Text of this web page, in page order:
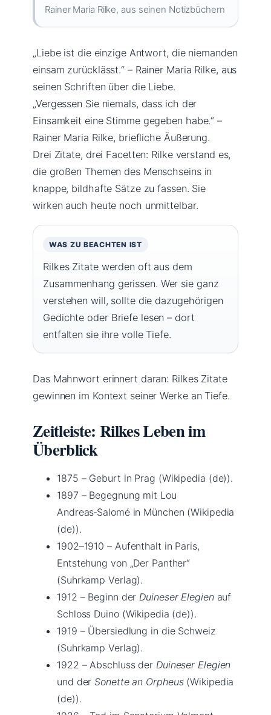
Rainer Maria Rilke, aus seinen Notizbüchern
„Liebe ist die einzige Antwort, die niemanden
einsam zurücklässt.“ – Rainer Maria Rilke, aus
seinen Schriften über die Liebe.
„Vergessen Sie niemals, dass ich der
Einsamkeit eine Stimme gegeben habe.“ –
Rainer Maria Rilke, briefliche Äußerung.
Drei Zitate, drei Facetten: Rilke verstand es,
die großen Themen des Menschseins in
knappe, bildhafte Sätze zu fassen. Sie
wirken auch heute noch unmittelbar.
WAS ZU BEACHTEN IST
Rilkes Zitate werden oft aus dem
Zusammenhang gerissen. Wer sie ganz
verstehen will, sollte die dazugehörigen
Gedichte oder Briefe lesen – dort
entfalten sie ihre volle Tiefe.
Das Mahnwort erinnert daran: Rilkes Zitate
gewinnen im Kontext seiner Werke an Tiefe.
Zeitleiste: Rilkes Leben im
Überblick
1875 – Geburt in Prag (Wikipedia (de)).
1897 – Begegnung mit Lou
Andreas‑Salomé in München (Wikipedia
(de)).
1902–1910 – Aufenthalt in Paris,
Entstehung von „Der Panther“
(Suhrkamp Verlag).
1912 – Beginn der Duineser Elegienauf
Schloss Duino (Wikipedia (de)).
1919 – Übersiedlung in die Schweiz
(Suhrkamp Verlag).
1922 – Abschluss der Duineser Elegien
und derSonette an Orpheus(Wikipedia
(de)).